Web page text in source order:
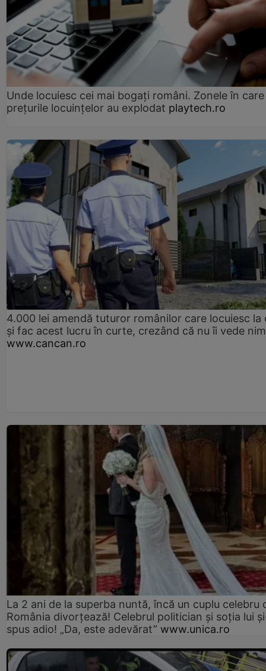
Unde locuiesc cei mai bogați români. Zonele în care
prețurile locuințelor au explodat playtech.ro
4.000 lei amendă tuturor românilor care locuiesc la
și fac acest lucru în curte, crezând că nu îi vede
www.cancan.ro
La 2 ani de la superba nuntă, încă un cuplu celebru
România divorțează! Celebrul politician și soția lui
spus adio! „Da, este adevărat” www.unica.ro